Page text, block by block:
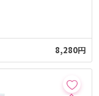
8,280円